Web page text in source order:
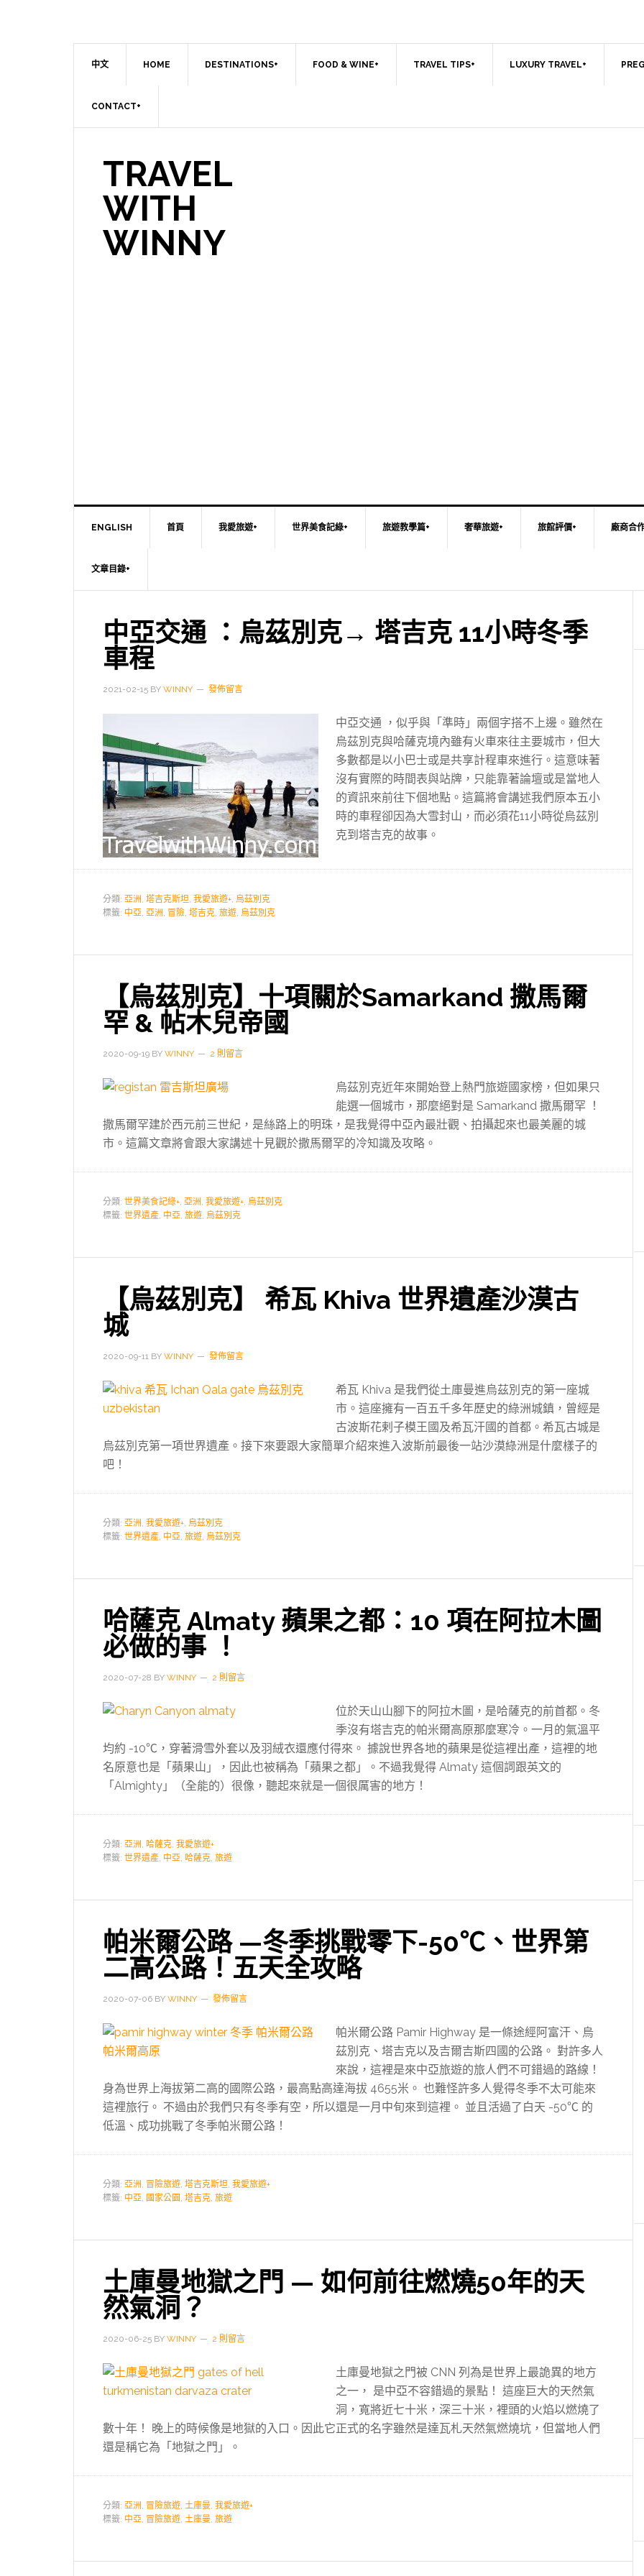
中文 HOME DESTINATIONS+ FOOD & WINE+ TRAVEL TIPS+ LUXURY TRAVEL+
CONTACT+
TRAVEL
WITH
WINNY
ENGLISH 首頁 我愛旅遊+ 世界美食記綠+ 旅遊教學篇+ 奢華旅遊+ 旅館評價+ 廠商合
文章目錄+
中亞交通 ：烏茲別克→ 塔吉克 11小時冬季
車程
2021-02-15 BY WINNY 發佈留言
中亞交通 ，似乎與「準時」兩個字搭不上邊。雖然在
烏茲別克與哈薩克境內雖有火車來往主要城市，但大
多數都是以小巴士或是共享計程車來進行。這意味著
沒有實際的時間表與站牌，只能靠著論壇或是當地人
的資訊來前往下個地點。這篇將會講述我們原本五小
時的車程卻因為大雪封山，而必須花11小時從烏茲別
克到塔吉克的故事。
分類: 亞洲 , 塔吉克斯坦, 我愛旅遊+, 烏茲別克
標籤: 中亞, 亞洲 , 冒險, 塔吉克, 旅遊, 烏茲別克
【烏茲別克】十項關於Samarkand 撒馬爾
罕 & 帖木兒帝國
2020-09-19 BY WINNY 2 則留言
烏茲別克近年來開始登上熱門旅遊國家榜，但如果只
能選一個城市，那麼絕對是 Samarkand 撒馬爾罕 ！
撒馬爾罕建於西元前三世紀，是絲路上的明珠，是我覺得中亞內最壯觀、拍攝起來也最美麗的城
市。這篇文章將會跟大家講述十見觀於撒馬爾罕的冷知識及攻略。
分類: 世界美食記綠+, 亞洲 , 我愛旅遊+, 烏茲別克
標籤: 世界遺產, 中亞, 旅遊, 烏茲別克
【烏茲別克】 希瓦 Khiva 世界遺產沙漠古
城
2020-09-11 BY WINNY 發佈留言
希瓦 Khiva 是我們從土庫曼進烏茲別克的第一座城
市。這座擁有一百五千多年歷史的綠洲城鎮，曾經是
古波斯花剌子模王國及希瓦汗國的首都。希瓦古城是
烏茲別克第一項世界遺產。接下來要跟大家簡單介紹來進入波斯前最後一站沙漠綠洲是什麼樣子的
吧！
分類: 亞洲 , 我愛旅遊+, 烏茲別克
標籤: 世界遺產, 中亞, 旅遊, 烏茲別克
哈薩克 Almaty 蘋果之都：10 項在阿拉木圖
必做的事 ！
2020-07-28 BY WINNY 2 則留言
位於天山山腳下的阿拉木圖，是哈薩克的前首都。冬
季沒有塔吉克的帕米爾高原那麼寒冷。一月的氣溫平
均約 -10℃，穿著滑雪外套以及羽絨衣還應付得來。 據說世界各地的蘋果是從這裡出產，這裡的地
名原意也是「蘋果山」，因此也被稱為「蘋果之都」。不過我覺得 Almaty 這個詞跟英文的
「Almighty」（全能的）很像，聽起來就是一個很厲害的地方！
分類: 亞洲 , 哈薩克, 我愛旅遊+
標籤: 世界遺產, 中亞, 哈薩克, 旅遊
帕米爾公路 —冬季挑戰零下-50℃、世界第
二高公路！五天全攻略
2020-07-06 BY WINNY 發佈留言
帕米爾公路 Pamir Highway 是一條途經阿富汗、烏
茲別克、塔吉克以及吉爾吉斯四國的公路。 對許多人
來說，這裡是來中亞旅遊的旅人們不可錯過的路線！
身為世界上海拔第二高的國際公路，最高點高達海拔 4655米。 也難怪許多人覺得冬季不太可能來
這裡旅行。 不過由於我們只有冬季有空，所以還是一月中旬來到這裡。 並且活過了白天 -50℃ 的
低溫、成功挑戰了冬季帕米爾公路！
分類: 亞洲 , 冒險旅遊, 塔吉克斯坦, 我愛旅遊+
標籤: 中亞, 國家公園 , 塔吉克, 旅遊
土庫曼地獄之門 — 如何前往燃燒50年的天
然氣洞？
2020-06-25 BY WINNY 2 則留言
土庫曼地獄之門被 CNN 列為是世界上最詭異的地方
之一， 是中亞不容錯過的景點！ 這座巨大的天然氣
洞，寬將近七十米，深三十米，裡頭的火焰以燃燒了
數十年！ 晚上的時候像是地獄的入口。因此它正式的名字雖然是達瓦札天然氣燃燒坑，但當地人們
還是稱它為「地獄之門」。
分類: 亞洲 , 冒險旅遊, 土庫曼, 我愛旅遊+
標籤: 中亞, 冒險旅遊, 土庫曼, 旅遊